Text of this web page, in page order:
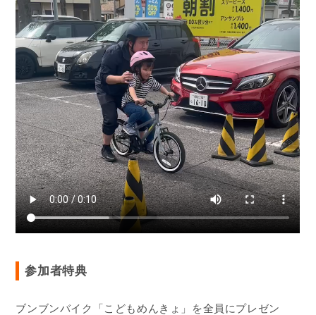
参加者特典
ブンブンバイク「こどもめんきょ」を全員にプレゼン